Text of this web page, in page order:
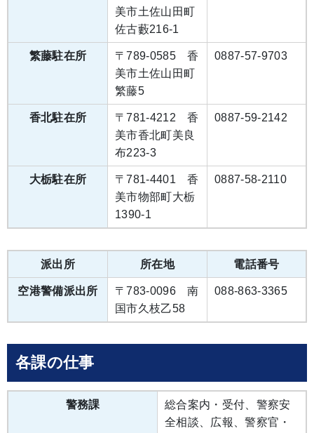
美市土佐山田町
佐古藪216-1
繁藤駐在所
〒789-0585 香
美市土佐山田町
繁藤5
0887-57-9703
香北駐在所
〒781-4212 香
美市香北町美良
布223-3
0887-59-2142
大栃駐在所
〒781-4401 香
美市物部町大栃
1390-1
0887-58-2110
派出所 所在地 電話番号
空港警備派出所
〒783-0096 南
国市久枝乙58
088-863-3365
各課の仕事
警務課
総合案内・受付、警察安
全相談、広報、警察官・